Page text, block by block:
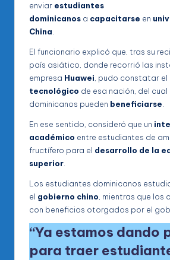
enviar estudiantes
dominicanos a capacitarse en
China
El funcionario explicó que, tras su
país asiático, donde recorrió las
empresa Huawei , pudo constatar el
tecnológico de esa nación, del
dominicanos pueden beneficiarse
En ese sentido, consideró que un
académico entre estudiantes de
fructífero para el desarrollo de la
superior
Los estudiantes dominicanos
el gobierno chino , mientras que los
con beneficios otorgados por el
“Ya estamos dando
para traer